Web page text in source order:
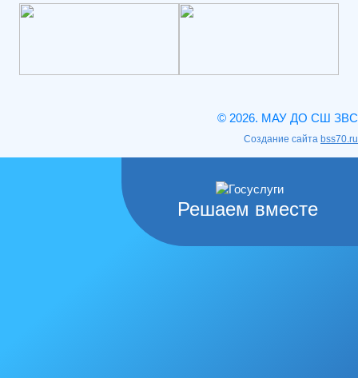
© 2026. МАУ ДО СШ ЗВС
Создание сайта bss70.ru
Решаем вместе